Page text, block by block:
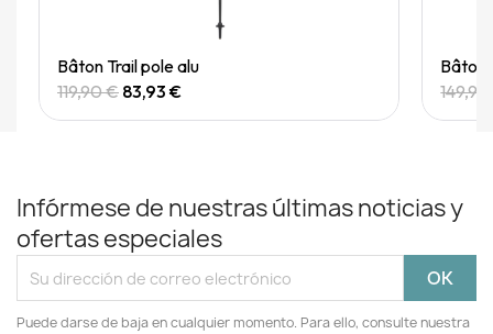
Quick View
Bâton Trail pole alu
119,90 € 83,93 €
Bâton
Infórmese de nuestras últimas noticias y
ofertas especiales
Puede darse de baja en cualquier momento. Para ello, consulte nuestra